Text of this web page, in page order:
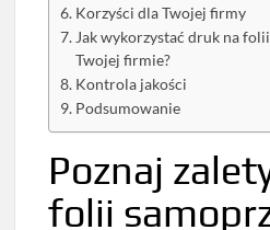
Korzyści dla Twojej firmy
Jak wykorzystać druk na
Twojej firmie?
Kontrola jakości
Podsumowanie
Poznaj
folii